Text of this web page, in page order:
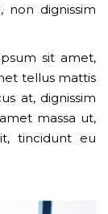
non dignissim
sit amet,
tellus mattis
at, dignissim
massa ut,
tincidunt eu